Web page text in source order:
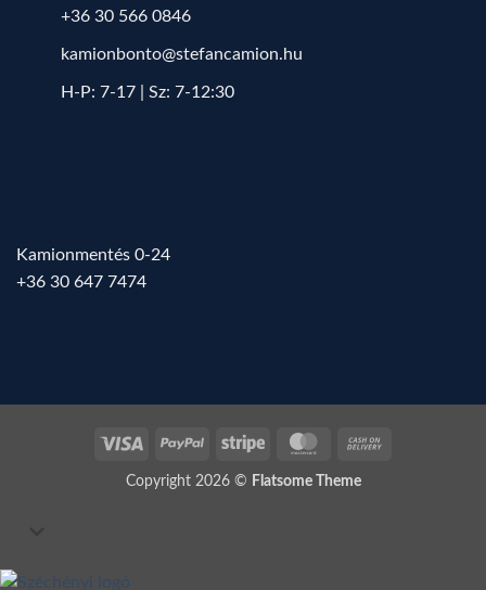
+36 30 566 0846
kamionbonto@stefancamion.hu
H-P: 7-17 | Sz: 7-12:30
Kamionmentés 0-24
+36 30 647 7474
Visa PayPal Stripe MasterCard
Copyright 2026 © Flatsome Theme